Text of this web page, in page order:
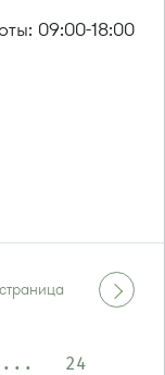
09:00-18:00
... 24